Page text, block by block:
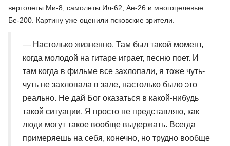
вертолеты Ми-8, самолеты Ил-62, Ан-26 и многоцелевые
Бе-200. Картину уже оценили псковские зрители.
— Настолько жизненно. Там был такой момент,
когда молодой на гитаре играет, песню поет. И
там когда в фильме все захлопали, я тоже чуть-
чуть не захлопала в зале, настолько было это
реально. Не дай Бог оказаться в какой-нибудь
такой ситуации. Я просто не представляю, как
люди могут такое вообще выдержать. Всегда
примеряешь на себя, конечно, но трудно вообще